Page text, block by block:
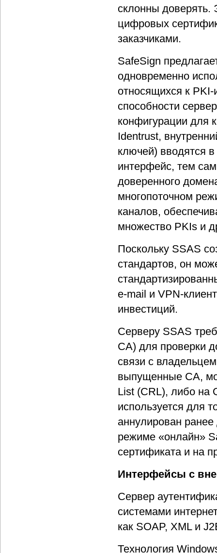
склонны доверять.
цифровых
заказчиками.
SafeSign
одновременно
относящихся к
способности
конфигурации для
Identrust,
ключей) вводятся
интерфейс, тем
доверенного
многопоточном
каналов,
множество PKIs и
Поскольку SSAS
стандартов, он
e-mail и VPN-
инвестиций.
Серверу SSAS
CA) для проверки
связи с
выпущенные CA,
List (CRL), либо на
используется для
аннулирован
режиме «онлайн»
сертификата и на
Интерфейсы с
Сервер
системами
как SOAP, XML и
Технология